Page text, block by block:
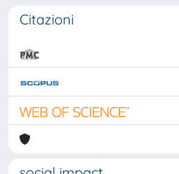
Citazioni